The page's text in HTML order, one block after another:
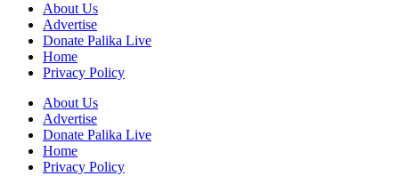
About Us
Advertise
Donate Palika Live
Home
Privacy Policy
About Us
Advertise
Donate Palika Live
Home
Privacy Policy